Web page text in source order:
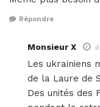
Répondre
Monsieur X
Les ukrainiens
de la Laure de
Des unités des